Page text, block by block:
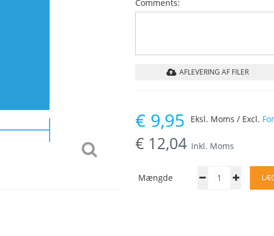
Comments:
AFLEVERING AF FILER
€ 9,95
€ 12,04 Inkl. Moms
Eksl. Moms / Excl.
Mængde